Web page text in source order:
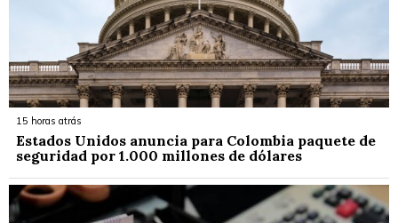
15 horas atrás
Estados Unidos anuncia para Colombia paquete de
seguridad por 1.000 millones de dólares